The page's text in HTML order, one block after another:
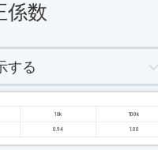
係数
する
10k 100k
0.94 1.00